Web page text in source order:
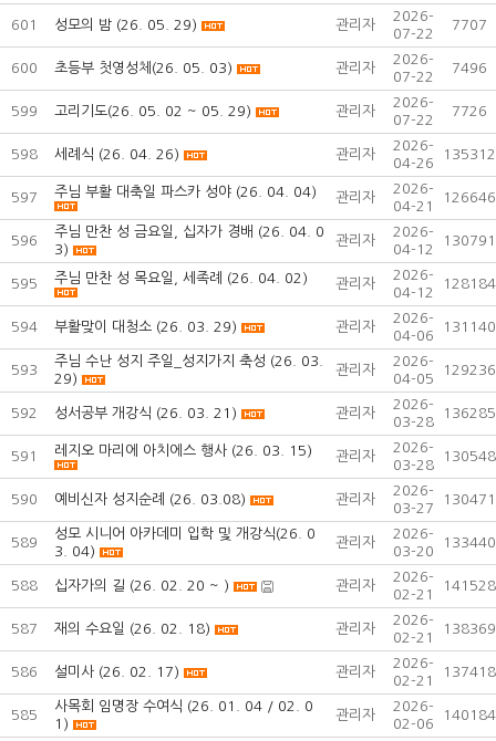
601 성모의 밤 (26. 05. 29) 관리자
2026-
07-22
7707
600 초등부 첫영성체(26. 05. 03) 관리자
2026-
07-22
7496
599 고리기도(26. 05. 02 ~ 05. 29) 관리자
2026-
07-22
7726
598 세례식 (26. 04. 26) 관리자
2026-
04-26
135312
597 주님 부활 대축일 파스카 성야 (26. 04. 04) 관리자
2026-
04-21
126646
596
주님 만찬 성 금요일, 십자가 경배 (26. 04. 0
3)
관리자
2026-
04-12
130791
595 주님 만찬 성 목요일, 세족례 (26. 04. 02) 관리자
2026-
04-12
128184
594 부활맞이 대청소 (26. 03. 29) 관리자
2026-
04-06
131140
593
주님 수난 성지 주일_성지가지 축성 (26. 03.
29)
관리자
2026-
04-05
129236
592 성서공부 개강식 (26. 03. 21) 관리자
2026-
03-28
136285
591 레지오 마리에 아치에스 행사 (26. 03. 15) 관리자
2026-
03-28
130548
590 예비신자 성지순례 (26. 03.08) 관리자
2026-
03-27
130471
589
성모 시니어 아카데미 입학 및 개강식(26. 0
3. 04)
관리자
2026-
03-20
133440
588 십자가의 길 (26. 02. 20 ~ ) 관리자
2026-
02-21
141528
587 재의 수요일 (26. 02. 18) 관리자
2026-
02-21
138369
586 설미사 (26. 02. 17) 관리자
2026-
02-21
137418
585
사목회 임명장 수여식 (26. 01. 04 / 02. 0
1)
관리자
2026-
02-06
140184